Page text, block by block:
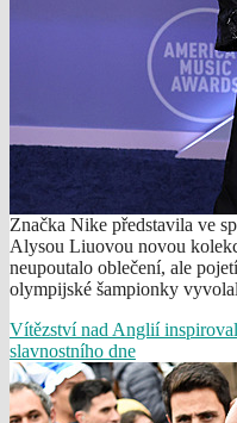
Značka Nike představila ve
Alysou Liuovou novou
neupoutalo oblečení, ale
olympijské šampionky
Vítězství nad Anglií
slavnostního dne